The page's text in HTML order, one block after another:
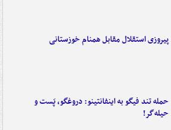
پیروزی استقلال مقابل همنام خوزستانی
حمله تند فیگو به اینفانتینو: دروغگو، پَست‌ و
حیله‌گر!